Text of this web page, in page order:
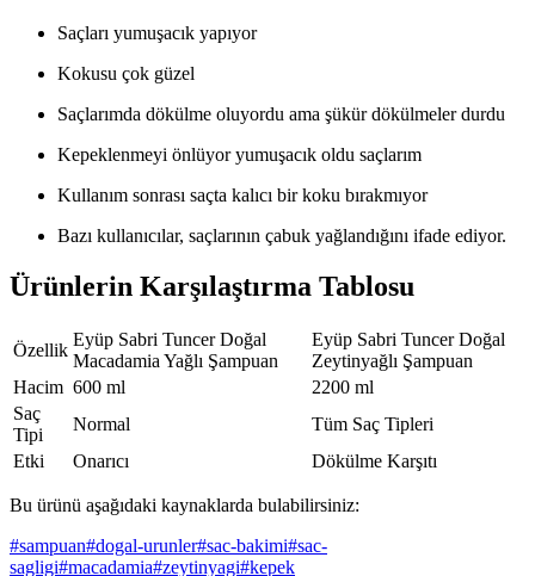
Saçları yumuşacık yapıyor
Kokusu çok güzel
Saçlarımda dökülme oluyordu ama şükür dökülmeler durdu
Kepeklenmeyi önlüyor yumuşacık oldu saçlarım
Kullanım sonrası saçta kalıcı bir koku bırakmıyor
Bazı kullanıcılar, saçlarının çabuk yağlandığını ifade ediyor.
Ürünlerin Karşılaştırma Tablosu
Özellik
Eyüp Sabri Tuncer Doğal
Macadamia Yağlı Şampuan
Eyüp Sabri Tuncer Doğal
Zeytinyağlı Şampuan
Hacim 600 ml
2200 ml
Saç
Tipi
Normal
Tüm Saç Tipleri
Etki
Onarıcı Dökülme Karşıtı
Bu ürünü aşağıdaki kaynaklarda bulabilirsiniz:
#sampuan#dogal-urunler#sac-bakimi#sac-
sagligi#macadamia#zeytinyagi#kepek